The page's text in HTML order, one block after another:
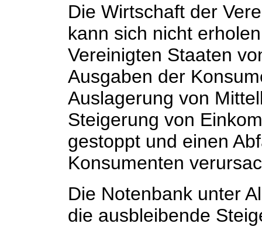
Die Wirtschaft der
kann sich nicht
Vereinigten Staaten
Ausgaben der
Auslagerung von
Steigerung von
gestoppt und einen
Konsumenten
Die Notenbank unter
die ausbleibende